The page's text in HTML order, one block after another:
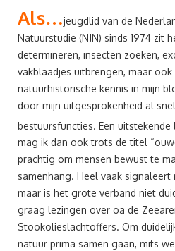
Als…jeugdlid van de
Natuurstudie (NJN) sinds 1974 zit
determineren, insecten zoeken,
vakblaadjes uitbrengen, maar
natuurhistorische kennis in mijn
door mijn uitgesprokenheid al
bestuursfuncties. Een uitstekende
mag ik dan ook trots de titel
prachtig om mensen bewust te
samenhang. Heel vaak signaleert
maar is het grote verband niet
graag lezingen over oa de
Stookolieslachtoffers. Om
natuur prima samen gaan, mits